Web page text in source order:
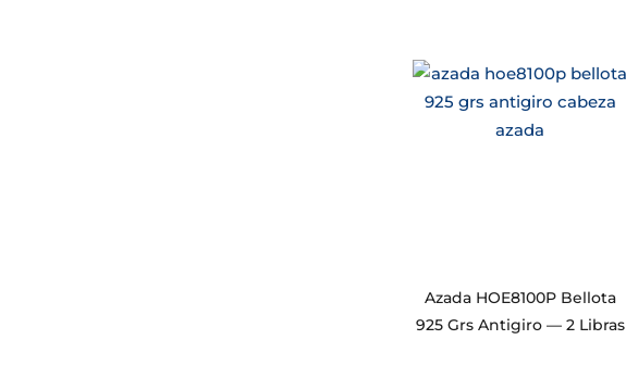
Azada HOE8100P Bellota
925 Grs Antigiro — 2 Libras